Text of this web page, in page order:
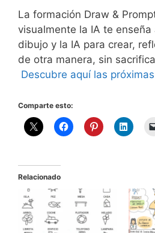
La formación Draw &
visualmente la IA te enseña
dibujo y la IA para crear,
de otra manera, sin
Descubre aquí las
Comparte esto:
Relacionado